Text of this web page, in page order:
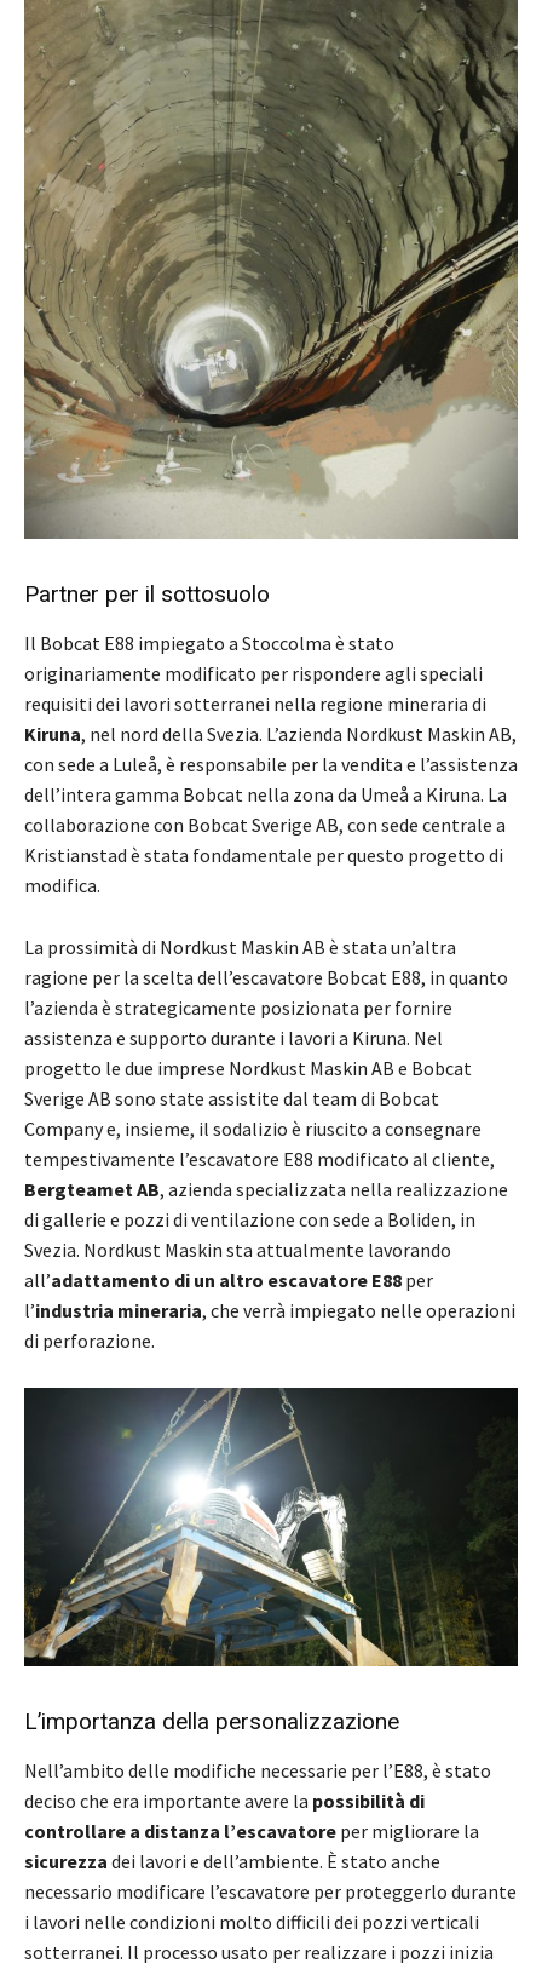
Partner per il sottosuolo
Il Bobcat E88 impiegato a Stoccolma è stato
originariamente modificato per rispondere agli speciali
requisiti dei lavori sotterranei nella regione mineraria di
Kiruna, nel nord della Svezia. L’azienda Nordkust Maskin AB,
con sede a Luleå, è responsabile per la vendita e l’assistenza
dell’intera gamma Bobcat nella zona da Umeå a Kiruna. La
collaborazione con Bobcat Sverige AB, con sede centrale a
Kristianstad è stata fondamentale per questo progetto di
modifica.
La prossimità di Nordkust Maskin AB è stata un’altra
ragione per la scelta dell’escavatore Bobcat E88, in quanto
l’azienda è strategicamente posizionata per fornire
assistenza e supporto durante i lavori a Kiruna. Nel
progetto le due imprese Nordkust Maskin AB e Bobcat
Sverige AB sono state assistite dal team di Bobcat
Company e, insieme, il sodalizio è riuscito a consegnare
tempestivamente l’escavatore E88 modificato al cliente,
Bergteamet AB, azienda specializzata nella realizzazione
di gallerie e pozzi di ventilazione con sede a Boliden, in
Svezia. Nordkust Maskin sta attualmente lavorando
all’adattamento di un altro escavatore E88 per
l’industria mineraria, che verrà impiegato nelle operazioni
di perforazione.
L’importanza della personalizzazione
Nell’ambito delle modifiche necessarie per l’E88, è stato
deciso che era importante avere la possibilità di
controllare a distanza l’escavatore per migliorare la
sicurezza dei lavori e dell’ambiente. È stato anche
necessario modificare l’escavatore per proteggerlo durante
i lavori nelle condizioni molto difficili dei pozzi verticali
sotterranei. Il processo usato per realizzare i pozzi inizia